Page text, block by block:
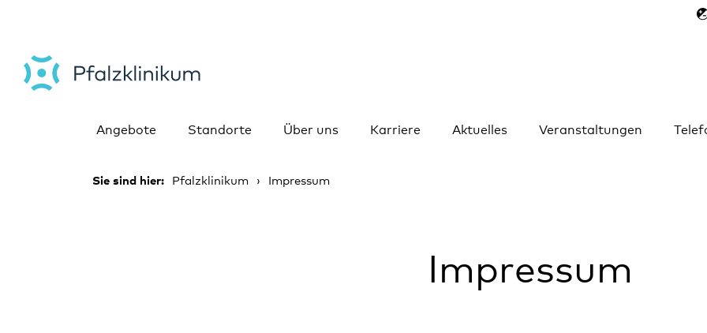
Angebote Standorte Über uns Karriere Aktuelles Veranstaltungen
Sie sind hier: Pfalzklinikum Impressum
Impressum